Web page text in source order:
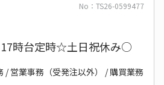
No：TS26-0599477
17時台定時☆土日祝休み○
/ 営業事務（受発注以外） / 購買業務